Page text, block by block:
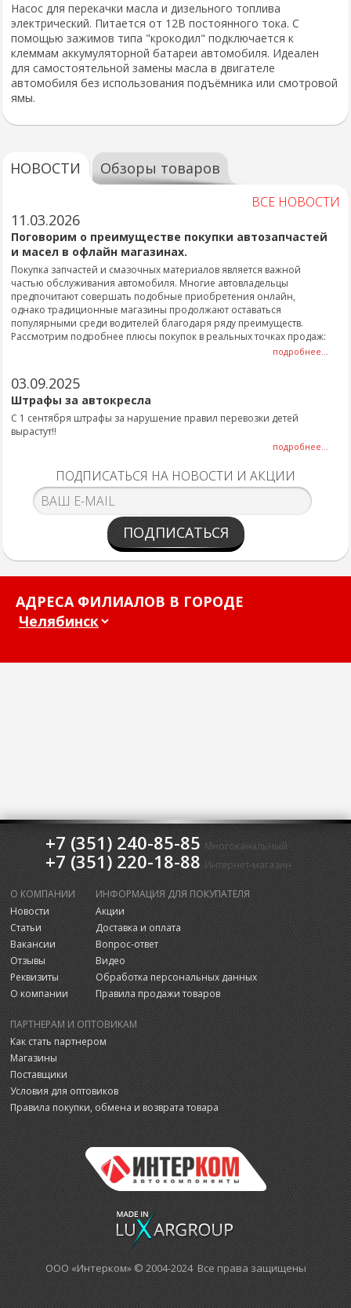
Насос для перекачки масла и дизельного топлива
электрический. Питается от 12В постоянного тока. С
помощью зажимов типа "крокодил" подключается к
клеммам аккумуляторной батареи автомобиля. Идеален
для самостоятельной замены масла в двигателе
автомобиля без использования подъёмника или смотровой
ямы.
НОВОСТИ Обзоры товаров
ВСЕ НОВОСТИ
11.03.2026
Поговорим о преимуществе покупки автозапчастей
и масел в офлайн магазинах.
Покупка запчастей и смазочных материалов является важной
частью обслуживания автомобиля. Многие автовладельцы
предпочитают совершать подобные приобретения онлайн,
однако традиционные магазины продолжают оставаться
популярными среди водителей благодаря ряду преимуществ.
Рассмотрим подробнее плюсы покупок в реальных точках продаж:
подробнее...
03.09.2025
Штрафы за автокресла
С 1 сентября штрафы за нарушение правил перевозки детей
вырастут!!
подробнее...
ПОДПИСАТЬСЯ НА НОВОСТИ И АКЦИИ
ПОДПИСАТЬСЯ
АДРЕСА ФИЛИАЛОВ В ГОРОДЕ
+7 (351) 240-85-85 Многоканальный
+7 (351) 220-18-88 Интернет-магазин
О КОМПАНИИ
Новости
Статьи
Вакансии
Отзывы
Реквизиты
О компании
ИНФОРМАЦИЯ ДЛЯ ПОКУПАТЕЛЯ
Акции
Доставка и оплата
Вопрос-ответ
Видео
Обработка персональных данных
Правила продажи товаров
ПАРТНЕРАМ И ОПТОВИКАМ
Как стать партнером
Магазины
Поставщики
Условия для оптовиков
Правила покупки, обмена и возврата товара
ООО «Интерком» © 2004-2024 Все права защищены